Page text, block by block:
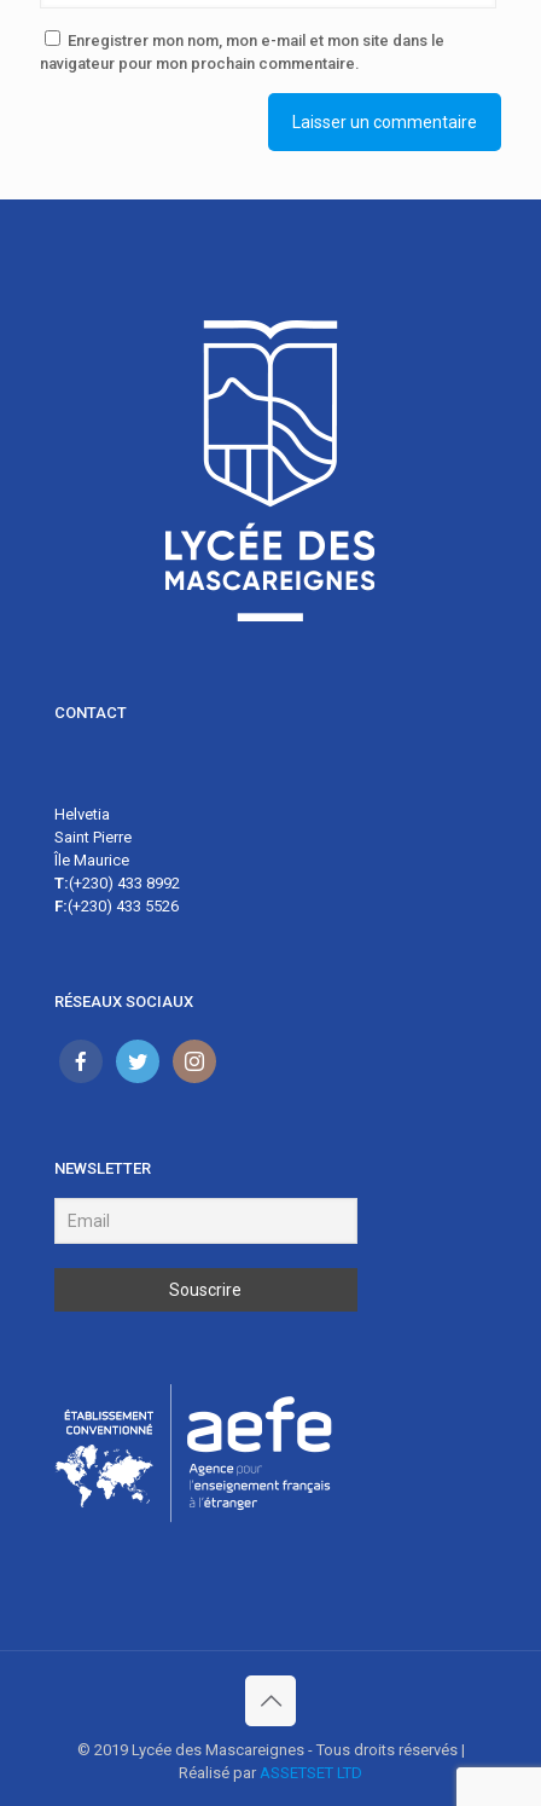
Enregistrer mon nom, mon e-mail et mon site dans le
navigateur pour mon prochain commentaire.
CONTACT
Helvetia
Saint Pierre
Île Maurice
T:(+230) 433 8992
F:(+230) 433 5526
RÉSEAUX SOCIAUX
NEWSLETTER
© 2019 Lycée des Mascareignes - Tous droits réservés |
Réalisé par ASSETSET LTD